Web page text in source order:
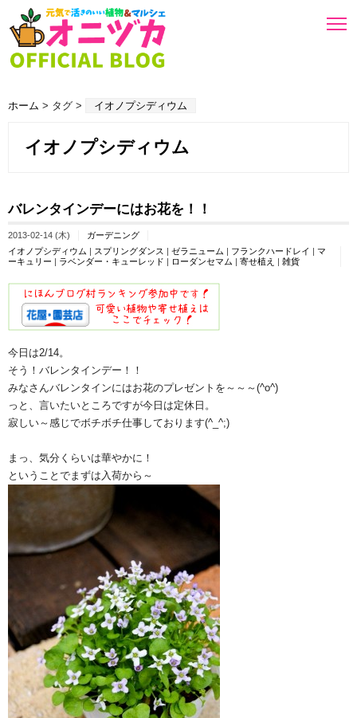
ホーム > タグ > イオノプシディウム
イオノプシディウム
バレンタインデーにはお花を！！
2013-02-14 (木)
ガーデニング
イオノプシディウム | スプリングダンス | ゼラニューム | フランクハードレイ | マ
ーキュリー | ラベンダー・キューレッド | ローダンセマム | 寄せ植え | 雑貨
今日は2/14。
そう！バレンタインデー！！
みなさんバレンタインにはお花のプレゼントを～～～(^o^)ゞ
っと、言いたいところですが今日は定休日。
寂しい～感じでボチボチ仕事しております(^_^;)
まっ、気分くらいは華やかに！
ということでまずは入荷から～